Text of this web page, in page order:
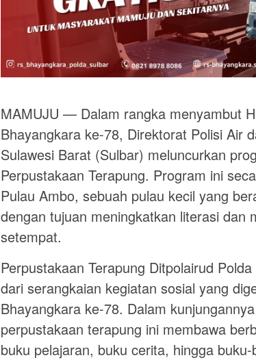
MAMUJU — Dalam rangka menyambut
Bhayangkara ke-78, Direktorat Polisi Air
Sulawesi Barat (Sulbar) meluncurkan
Perpustakaan Terapung. Program ini
Pulau Ambo, sebuah pulau kecil yang
dengan tujuan meningkatkan literasi dan
setempat.
Perpustakaan Terapung Ditpolairud
dari serangkaian kegiatan sosial yang
Bhayangkara ke-78. Dalam
perpustakaan terapung ini membawa
buku pelajaran, buku cerita, hingga